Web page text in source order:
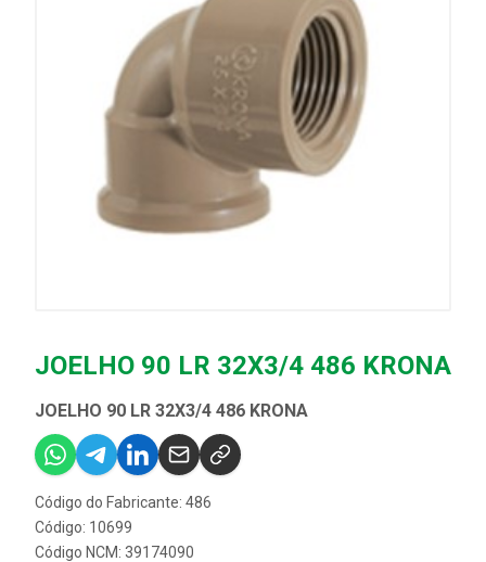
JOELHO 90 LR 32X3/4 486 KRONA
JOELHO 90 LR 32X3/4 486 KRONA
Código do Fabricante: 486
Código: 10699
Código NCM: 39174090